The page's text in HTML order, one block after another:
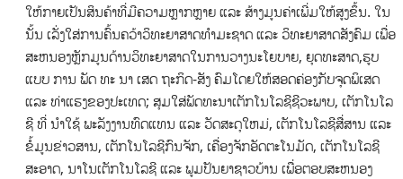
ໃຫ້ກາຍເປັນສິນຄ້າທີ່ມີຄວາມຫຼາກຫຼາຍ ແລະ ສ້າງມູນຄ່າເພີ່ມໃຫ້ສູງຂຶ້ນ. ໃນ
ນັ້ນ ເລັ່ງໃສ່ການຄົ້ນຄວ້າວິທະຍາສາດທໍາມະຊາດ ແລະ ວິທະຍາສາດສັງຄົມ ເພື່ອ
ສະຫນອງຫຼັກມູນດ້ານວິທະຍາສາດໃນການວາງນະໂຍບາຍ, ຍຸດທະສາດ,ຮູບ
ແບບ ການ ພັດ ທະ ນາ ເສດ ຖະກິດ-ສັງ ຄົມໂດຍໃຫ້ສອດຄ່ອງກັບຈຸດພິເສດ
ແລະ ທ່າແຮງຂອງປະເທດ; ສຸມໃສ່ພັດທະນາເຕັກໂນໂລຊີຊີວະພາບ, ເຕັກໂນໂລ
ຊີ ທີ່ ນໍາໃຊ້ ພະລັງງານທົດແທນ ແລະ ວັດສະດຸໃຫມ່, ເຕັກໂນໂລຊີສື່ສານ ແລະ
ຂໍ້ມູນຂ່າວສານ, ເຕັກໂນໂລຊີກົນຈັກ, ເຄື່ອງຈັກອັດຕະໂນມັດ, ເຕັກໂນໂລຊີ
ສະອາດ, ນາໂນເຕັກໂນໂລຊີ ແລະ ພູມປັນຍາຊາວບ້ານ ເພື່ອຕອບສະຫນອງ